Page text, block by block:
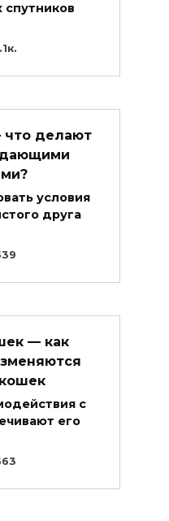
делают
условия
друга
— как
с
его